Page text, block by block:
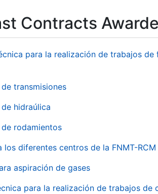
Contracts
para la realización de trabajos
transmisiones
hidraúlica
rodamientos
los diferentes centros de la FNMT-RCM
aspiración de gases
para la realización de trabajos